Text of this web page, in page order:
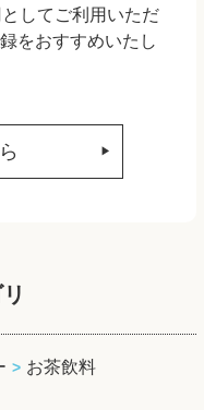
してご利用いただ
をおすすめいたし
お茶飲料